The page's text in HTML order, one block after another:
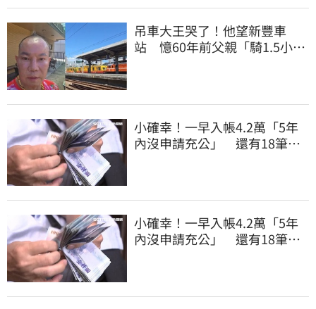
吊車大王哭了！他望新豐車
站 憶60年前父親「騎1.5小時
小確幸！一早入帳4.2萬「5年
內沒申請充公」 還有18筆錢
小確幸！一早入帳4.2萬「5年
內沒申請充公」 還有18筆錢